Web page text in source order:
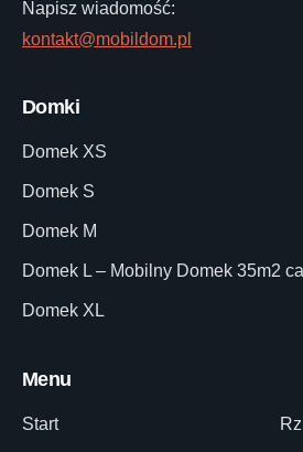
Napisz wiadomość:
kontakt@mobildom.pl
Domki
Domek XS
Domek S
Domek M
Domek L – Mobilny Domek 35m2
Domek XL
Menu
Start